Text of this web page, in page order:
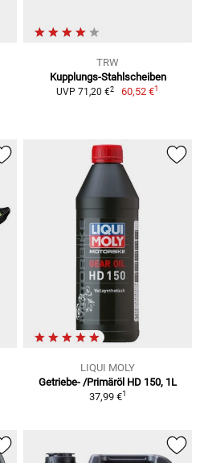
TRW
Kupplungs-Stahlscheiben
UVP 71,20 €2 60,52 €1
LIQUI MOLY
Getriebe- /Primäröl HD 150, 1L
37,99 €1